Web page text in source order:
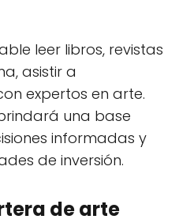
leer libros, revistas
asistir a
expertos en arte.
una base
informadas y
de inversión.
de arte